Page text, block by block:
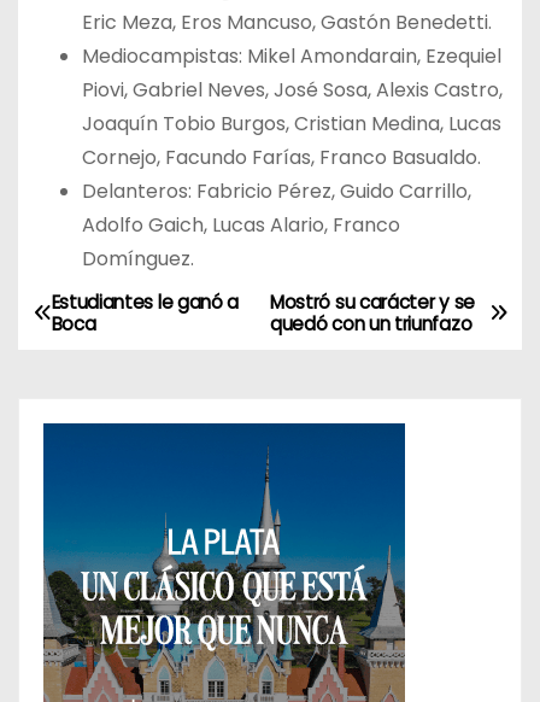
Eric Meza, Eros Mancuso, Gastón Benedetti.
Mediocampistas: Mikel Amondarain, Ezequiel
Piovi, Gabriel Neves, José Sosa, Alexis Castro,
Joaquín Tobio Burgos, Cristian Medina, Lucas
Cornejo, Facundo Farías, Franco Basualdo.
Delanteros: Fabricio Pérez, Guido Carrillo,
Adolfo Gaich, Lucas Alario, Franco
Domínguez.
N
v
a
c
Mostró su carácter y se
quedó con un triunfazo
Estudiantes le ganó a
Boca